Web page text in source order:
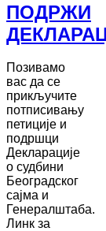
ПОДРЖИ
Позивамо
вас да се
прикључите
потписивању
петиције и
подршци
Декларације
о судбини
Београдског
сајма и
Генералштаба.
Линк за